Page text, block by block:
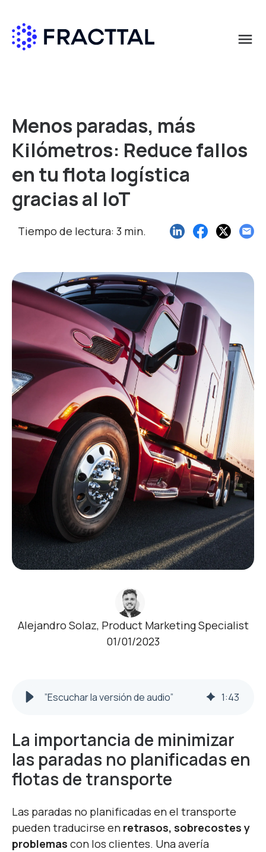
menu
Menos paradas, más
Kilómetros: Reduce fallos
en tu flota logística
gracias al IoT
Tiempo de lectura: 3 min.
Alejandro Solaz, Product Marketing Specialist
01/01/2023
”Escuchar la versión de audio” 1:43
La importancia de minimizar
las paradas no planificadas en
flotas de transporte
Las paradas no planificadas en el transporte
pueden traducirse en retrasos, sobrecostes y
problemas con los clientes. Una avería